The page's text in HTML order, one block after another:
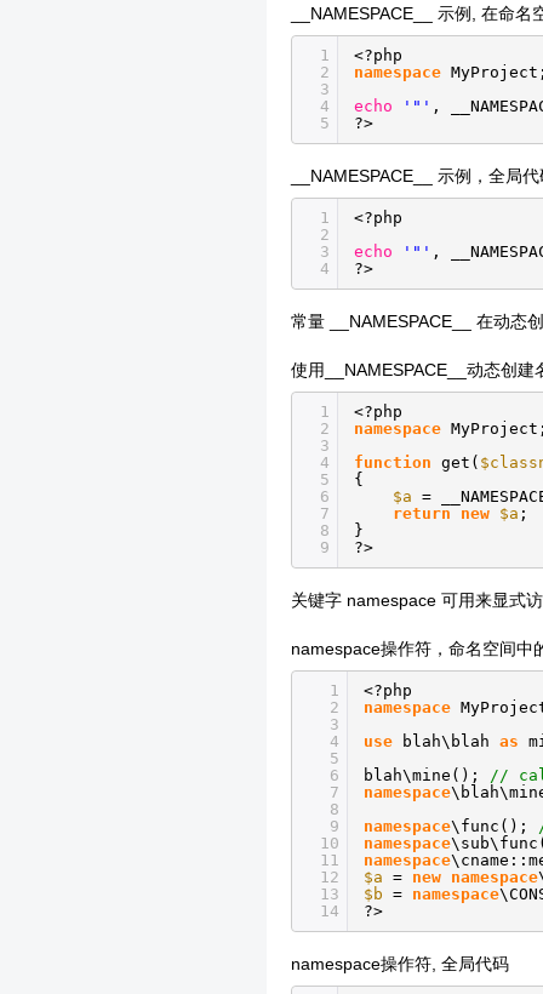
__NAMESPACE__ 示例, 在命名
1
2
3
4
5
<?php
namespace
echo
'"' ,
?>
__NAMESPACE__ 示例，全局
1
2
3
4
<?php
echo
'"' ,
?>
常量 __NAMESPACE__ 在动态
使用__NAMESPACE__动态创建
1
2
3
4
5
6
7
8
9
<?php
namespace
function get(
{
$a =
return
new $a ;
}
?>
关键字 namespace 可用来显式
namespace操作符，命名空间中
1
2
3
4
5
6
7
8
9
10
11
12
13
14
<?php
namespace
use
blah\blah as
blah\mine();
//
namespace
namespace\func();
namespace
namespace
$a = new namespace
$b = namespace
?>
namespace操作符, 全局代码